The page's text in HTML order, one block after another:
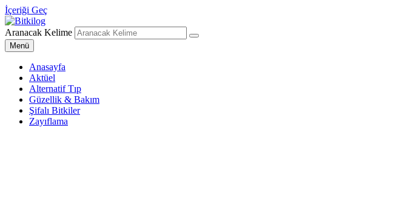
İçeriği Geç
Bitkilog
Sağlıklı Beslenme Uzmanı
Aranacak Kelime
Menü
Anasayfa
Aktüel
Alternatif Tıp
Güzellik & Bakım
Şifalı Bitkiler
Zayıflama